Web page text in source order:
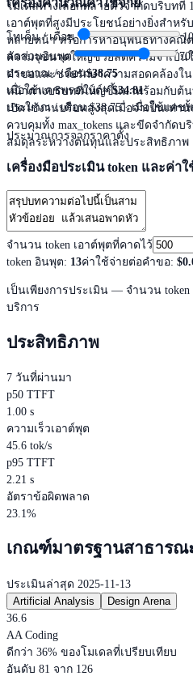
โมเดลทางเลือกหลายตัวจำกัดบริบทที่
เอาต์พุตที่สูงมีประโยชน์อย่างยิ่งสำหรั
หลายหน้า หรือการหาอนุพันธ์ทางคณิ
ความจุขนาดใหญ่ช่วยลดความจำเป็น
คำขอและช่วยรักษาความสอดคล้องใ
หน้าต่างบริบทที่ใหญ่ขึ้นมาพร้อมกับต้
เปิดใช้งานบริบทสูงสุดเมื่อจำเป็นเท่า
ควบคุมทั้ง max_tokens และขีดจำกัด
สมดุลระหว่างต้นทุนและประสิทธิภาพ
โทเค็น / เดือน
สัดส่วนอินพุต
70
ประมาณ / เดือน$38.75
เมื่อใช้แคชพรอมป์ต์≈$34.81
ประมาณ / เดือน $38.75· เมื่อใช้แคช
ประมาณการจากราคาตั้ง
เครื่องมือประเมิน token และค่าใ
จำนวน token เอาต์พุตที่คาดไว้
token อินพุต: 13ค่าใช้จ่ายต่อคำขอ:
เป็นเพียงการประเมิน — จำนวน
บริการ
ประสิทธิภาพ
7 วันที่ผ่านมา
p50 TTFT
1.00 s
ความเร็วเอาต์พุต
45.6 tok/s
p95 TTFT
2.21 s
อัตราข้อผิดพลาด
23.1%
เกณฑ์มาตรฐานสาธารณ
ประเมินล่าสุด 2025-11-13
Artificial Analysis
Design Arena
36.6
AA Coding
ดีกว่า 36% ของโมเดลที่เปรียบเทียบ
อันดับ 81 จาก 126